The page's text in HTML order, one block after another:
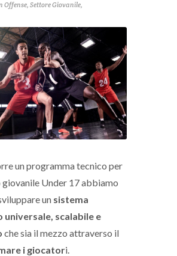
Offense, Settore Giovanile,
un programma tecnico per
giovanile Under 17 abbiamo
un sistema
scalabile e
che sia il mezzo attraverso il
i giocatori.